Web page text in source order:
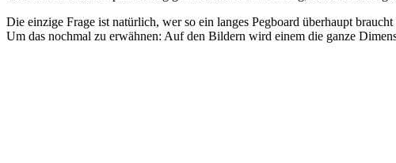
Die einzige Frage ist natürlich, wer so ein langes Pegboard überhaupt
Um das nochmal zu erwähnen: Auf den Bildern wird einem die ganze